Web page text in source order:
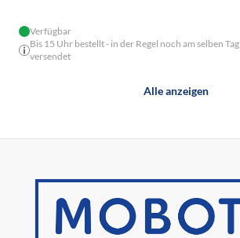
Verfügbar
Bis 15 Uhr bestellt - in der Regel noch am selben Tag
versendet
Alle anzeigen